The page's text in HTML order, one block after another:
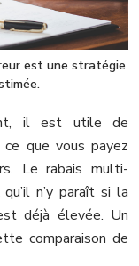
est une stratégie
il est utile de
que vous payez
Le rabais multi-
n’y paraît si la
déjà élevée. Un
comparaison de